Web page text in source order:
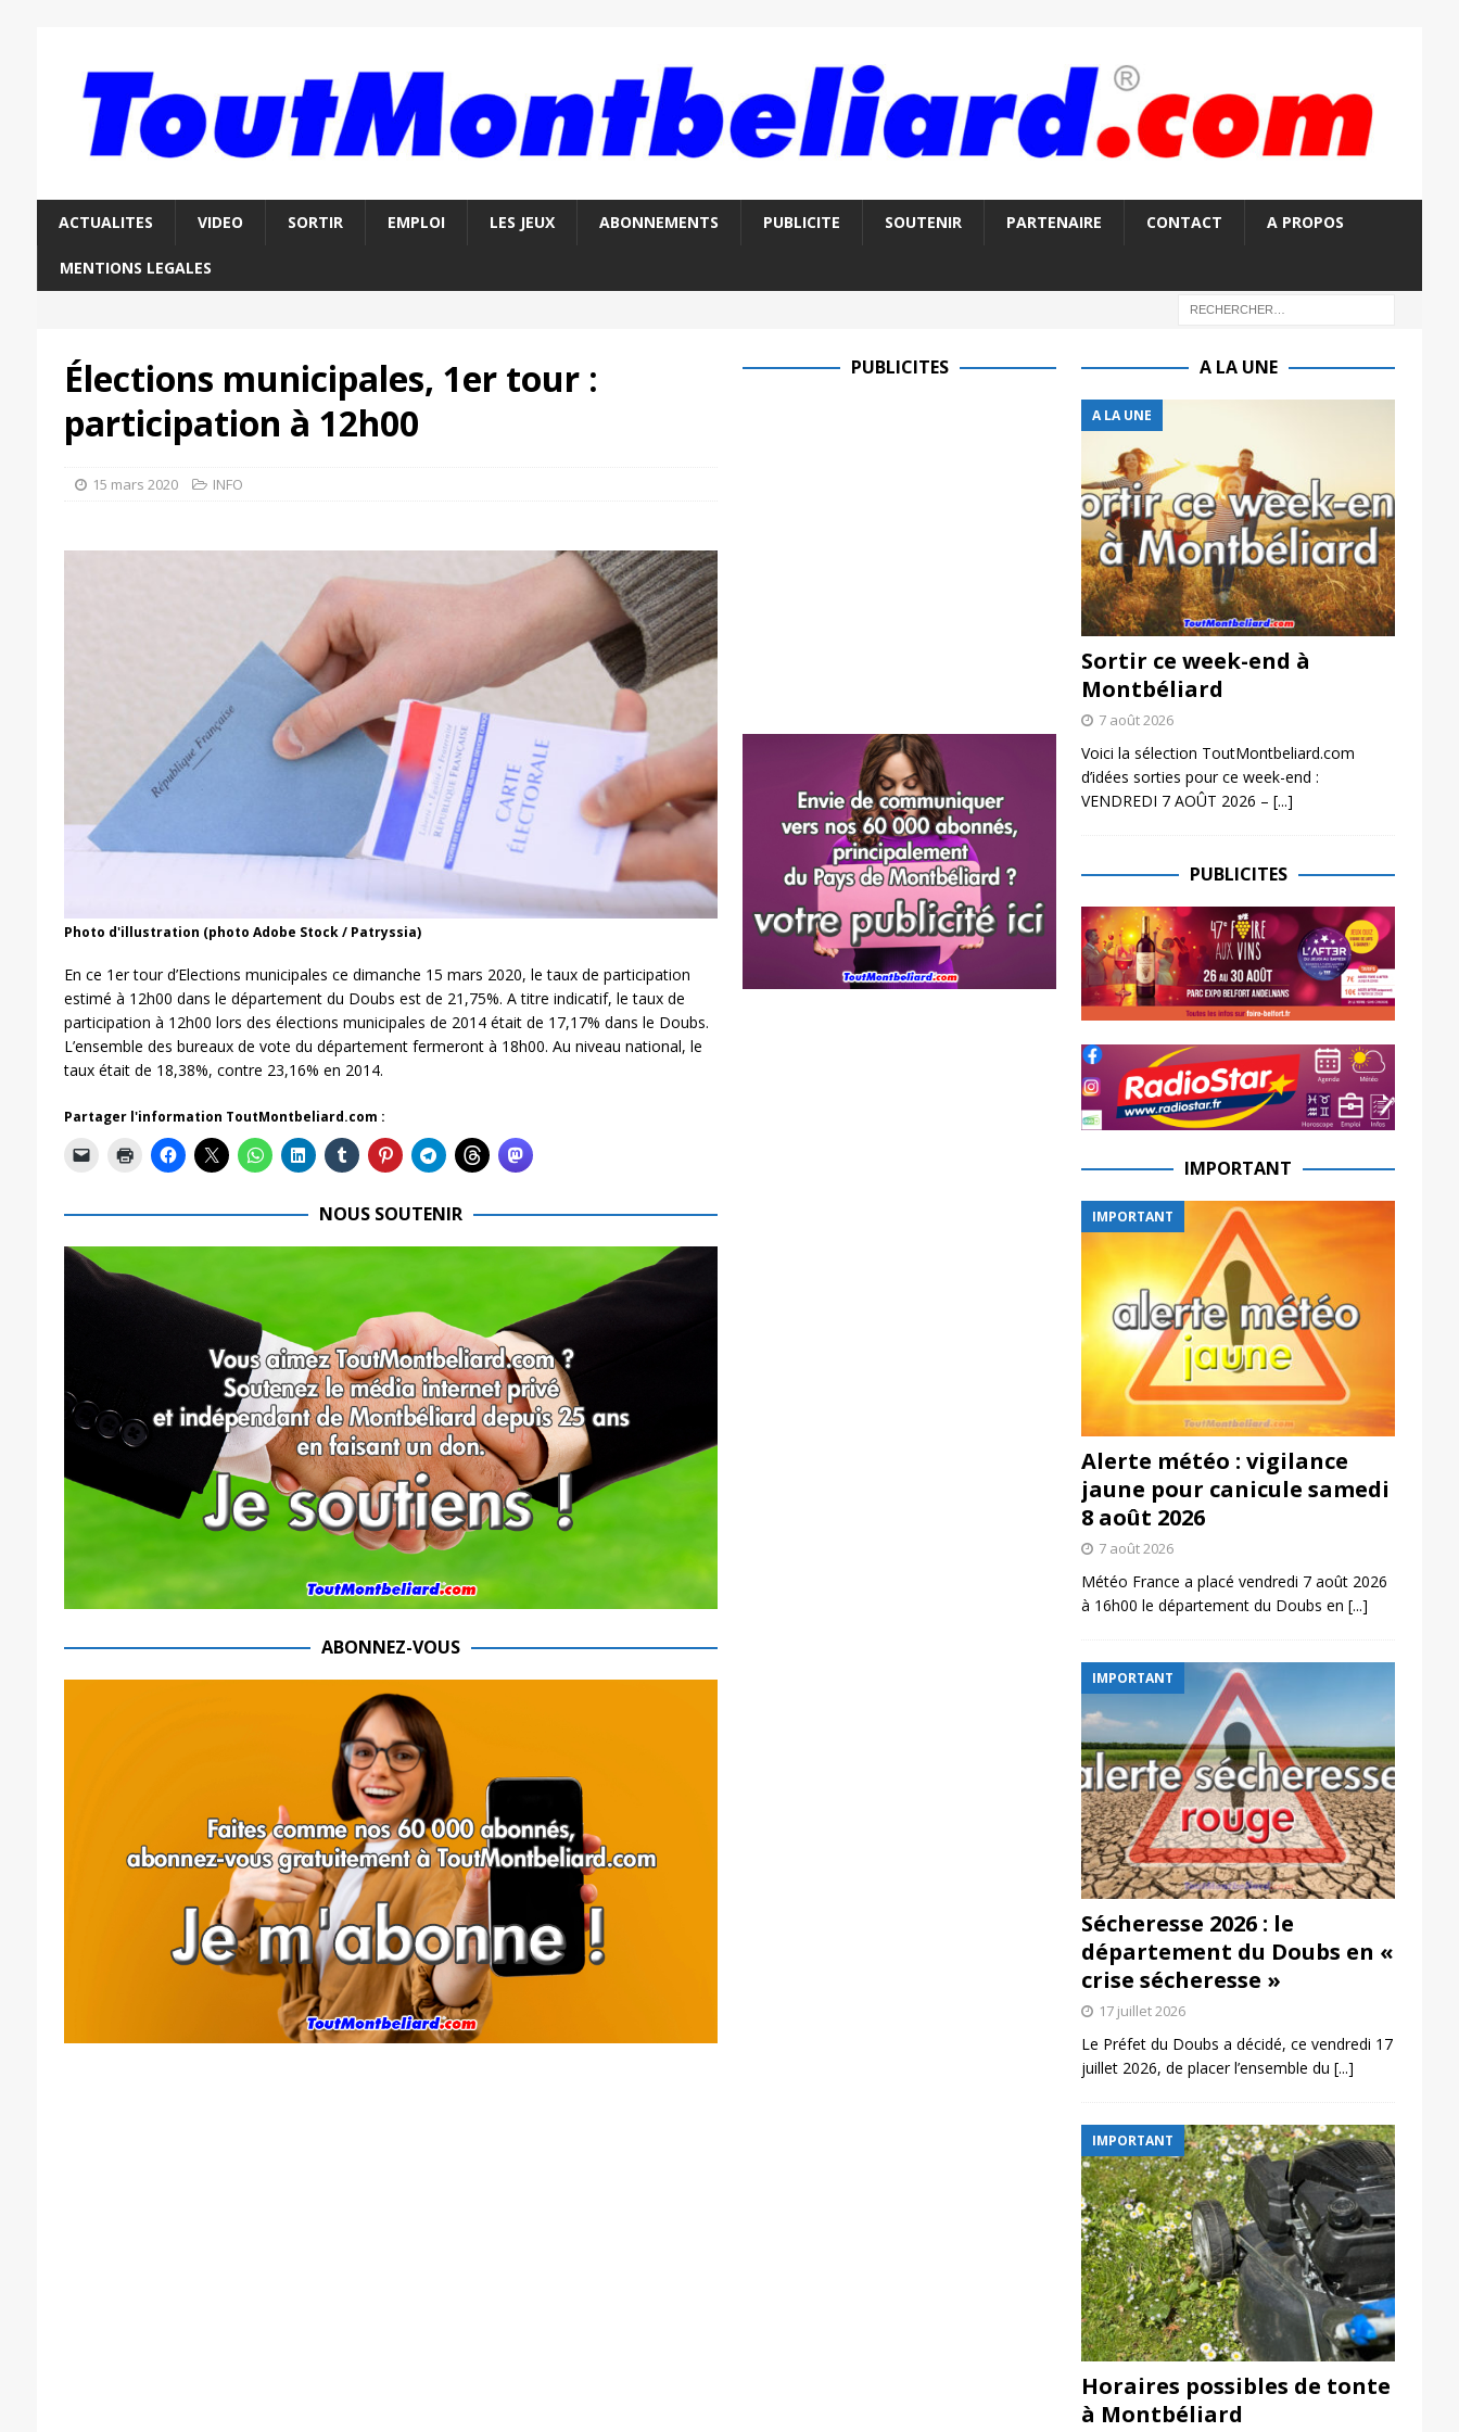
ACTUALITES VIDEO SORTIR EMPLOI LES JEUX ABONNEMENTS PUBLICITE SOUTENIR PARTENAIRE CONTACT A PROPOS
MENTIONS LEGALES
Élections municipales, 1er tour :
participation à 12h00
15 mars 2020 INFO
Photo d'illustration (photo Adobe Stock / Patryssia)
En ce 1er tour d’Elections municipales ce dimanche 15 mars 2020, le taux de participation
estimé à 12h00 dans le département du Doubs est de 21,75%. A titre indicatif, le taux de
participation à 12h00 lors des élections municipales de 2014 était de 17,17% dans le Doubs.
L’ensemble des bureaux de vote du département fermeront à 18h00. Au niveau national, le
taux était de 18,38%, contre 23,16% en 2014.
Partager l'information ToutMontbeliard.com :
NOUS SOUTENIR
ABONNEZ-VOUS
PUBLICITES A LA UNE
A LA UNE
Sortir ce week-end à
Montbéliard
7 août 2026
Voici la sélection ToutMontbeliard.com
d’idées sorties pour ce week-end :
VENDREDI 7 AOÛT 2026 – [...]
PUBLICITES
IMPORTANT
IMPORTANT
Alerte météo : vigilance
jaune pour canicule samedi
8 août 2026
7 août 2026
Météo France a placé vendredi 7 août 2026
à 16h00 le département du Doubs en [...]
IMPORTANT
Sécheresse 2026 : le
département du Doubs en «
crise sécheresse »
17 juillet 2026
Le Préfet du Doubs a décidé, ce vendredi 17
juillet 2026, de placer l’ensemble du [...]
IMPORTANT
Horaires possibles de tonte
à Montbéliard